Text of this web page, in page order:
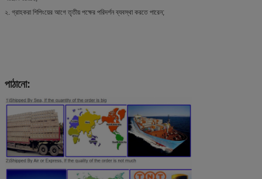
২. গ্রাহকরা শিপিংয়ের আগে তৃতীয় পক্ষের পরিদর্শন ব্যবস্থা করতে পারেন;
পাঠানো: